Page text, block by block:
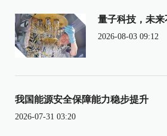
量子科技，未来
2026-08-03 09:12
我国能源安全保障能力稳步提升
2026-07-31 03:20